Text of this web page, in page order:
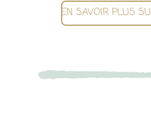
EN SAVOIR PLUS